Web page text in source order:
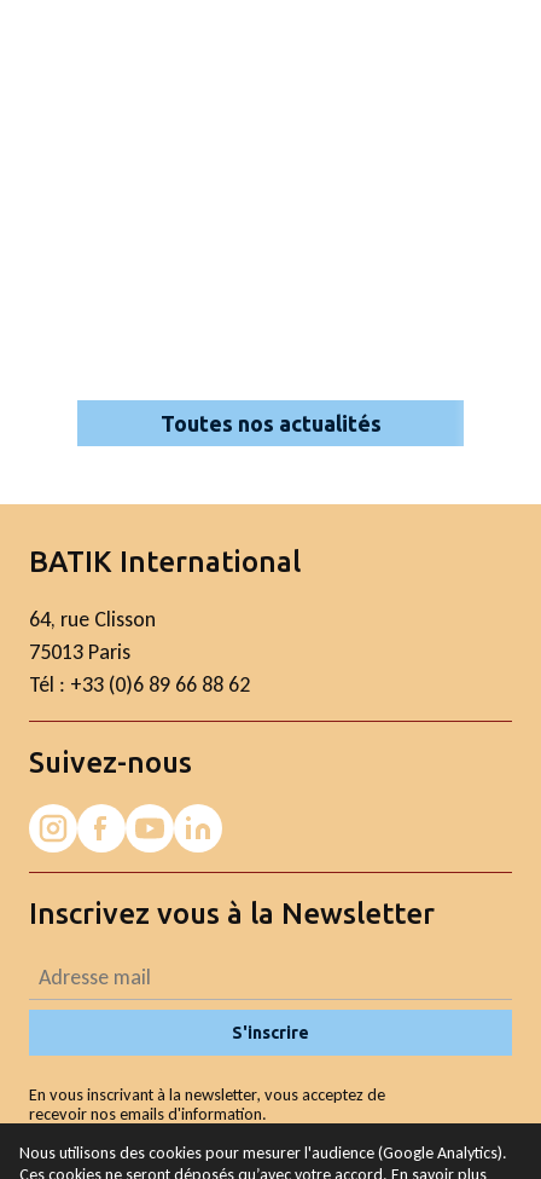
Toutes nos actualités
BATIK International
64, rue Clisson
75013 Paris
Tél : +33 (0)6 89 66 88 62
Suivez-nous
Inscrivez vous à la Newsletter
S'inscrire
En vous inscrivant à la newsletter, vous acceptez de
recevoir nos emails d'information.
Nous utilisons des cookies pour mesurer l'audience (Google Analytics).
Ces cookies ne seront déposés qu’avec votre accord. En savoir plus